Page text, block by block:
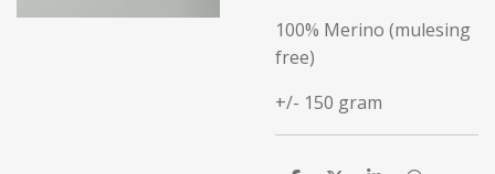
100% Merino (mulesing
free)
+/- 150 gram